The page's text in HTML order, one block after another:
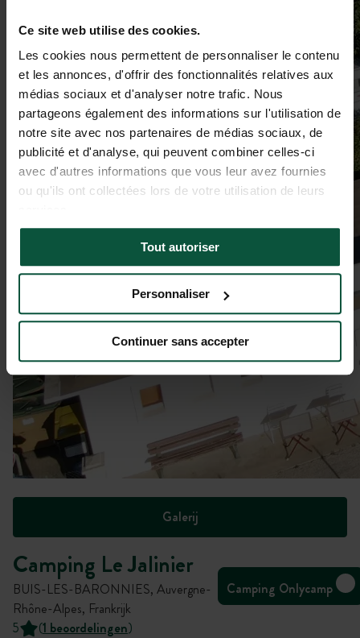
Ce site web utilise des cookies.
Les cookies nous permettent de personnaliser le contenu
et les annonces, d'offrir des fonctionnalités relatives aux
médias sociaux et d'analyser notre trafic. Nous
partageons également des informations sur l'utilisation de
notre site avec nos partenaires de médias sociaux, de
publicité et d'analyse, qui peuvent combiner celles-ci
avec d'autres informations que vous leur avez fournies
ou qu'ils ont collectées lors de votre utilisation de leurs
Tout autoriser
Personnaliser
Continuer sans accepter
Galerij
Camping Le Jalinier
BUIS-LES-BARONNIES, Auvergne-
Rhône-Alpes, Frankrijk
Camping Onlycamp
5 (1 beoordelingen)